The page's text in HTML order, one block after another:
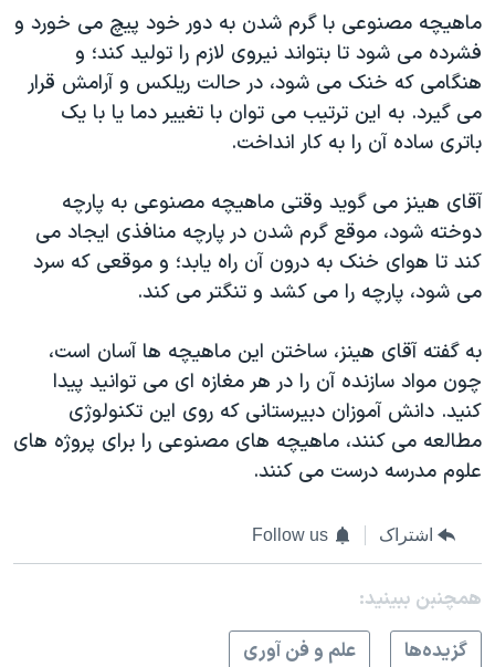
ماهیچه مصنوعی با گرم شدن به دور خود پیچ می خورد و
فشرده می شود تا بتواند نیروی لازم را تولید کند؛ و
هنگامی که خنک می شود، در حالت ریلکس و آرامش قرار
می گیرد. به این ترتیب می توان با تغییر دما یا با یک
باتری ساده آن را به کار انداخت.
آقای هینز می گوید وقتی ماهیچه مصنوعی به پارچه
دوخته شود، موقع گرم شدن در پارچه منافذی ایجاد می
کند تا هوای خنک به درون آن راه یابد؛ و موقعی که سرد
می شود، پارچه را می کشد و تنگتر می کند.
به گفته آقای هینز، ساختن این ماهیچه ها آسان است،
چون مواد سازنده آن را در هر مغازه ای می توانید پیدا
کنید. دانش آموزان دبیرستانی که روی این تکنولوژی
مطالعه می کنند، ماهیچه های مصنوعی را برای پروژه های
علوم مدرسه درست می کنند.
اشتراک Follow us
همچنبن ببینید:
گزيده‌ها
علم و فن آوری